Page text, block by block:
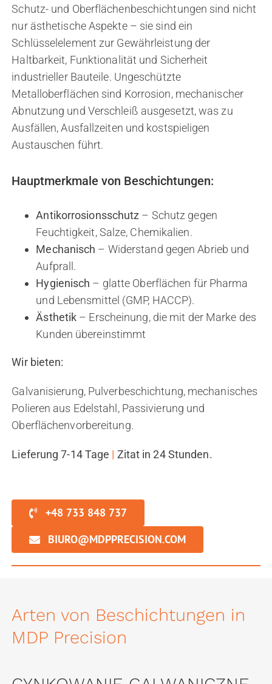
Schutz- und Oberflächenbeschichtungen sind nicht
nur ästhetische Aspekte – sie sind ein
Schlüsselelement zur Gewährleistung der
Haltbarkeit, Funktionalität und Sicherheit
industrieller Bauteile. Ungeschützte
Metalloberflächen sind Korrosion, mechanischer
Abnutzung und Verschleiß ausgesetzt, was zu
Ausfällen, Ausfallzeiten und kostspieligen
Austauschen führt.
Hauptmerkmale von Beschichtungen:
Antikorrosionsschutz – Schutz gegen
Feuchtigkeit, Salze, Chemikalien.
Mechanisch – Widerstand gegen Abrieb und
Aufprall.
Hygienisch – glatte Oberflächen für Pharma
und Lebensmittel (GMP, HACCP).
Ästhetik – Erscheinung, die mit der Marke des
Kunden übereinstimmt
Wir bieten:
Galvanisierung, Pulverbeschichtung, mechanisches
Polieren aus Edelstahl, Passivierung und
Oberflächenvorbereitung.
Lieferung 7-14 Tage | Zitat in 24 Stunden.
+48 733 848 737
BIURO@MDPPRECISION.COM
Arten von Beschichtungen in
MDP Precision